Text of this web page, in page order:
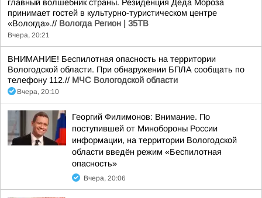
главный волшебник страны. Резиденция Деда Мороза
принимает гостей в культурно-туристическом центре
«Вологда».// Вологда Регион | 35ТВ
Вчера, 20:21
ВНИМАНИЕ! Беспилотная опасность на территории
Вологодской области. При обнаружении БПЛА сообщать по
телефону 112.// МЧС Вологодской области
Вчера, 20:10
Георгий Филимонов: Внимание. По
поступившей от Минобороны России
информации, на территории Вологодской
области введён режим «Беспилотная
опасность»
Вчера, 20:06